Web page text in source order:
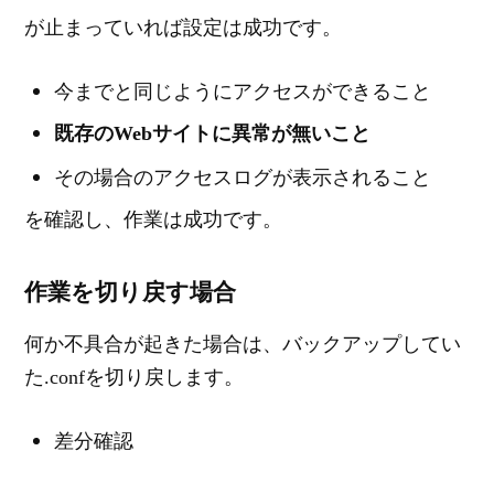
が止まっていれば設定は成功です。
今までと同じようにアクセスができること
既存のWebサイトに異常が無いこと
その場合のアクセスログが表示されること
を確認し、作業は成功です。
作業を切り戻す場合
何か不具合が起きた場合は、バックアップしてい
た.confを切り戻します。
差分確認